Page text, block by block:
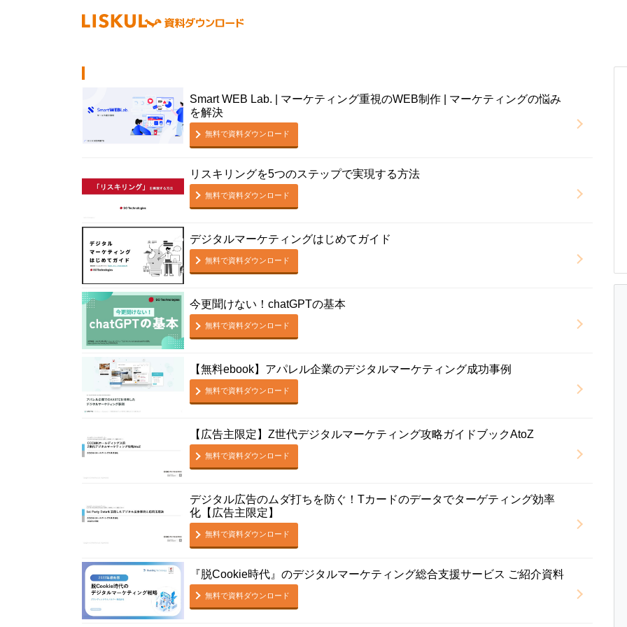
Smart WEB Lab. | マーケティング重視のWEB制作 | マーケティングの悩み
を解決
無料で資料ダウンロード
リスキリングを5つのステップで実現する方法
無料で資料ダウンロード
デジタルマーケティングはじめてガイド
無料で資料ダウンロード
今更聞けない！chatGPTの基本
無料で資料ダウンロード
【無料ebook】アパレル企業のデジタルマーケティング成功事例
無料で資料ダウンロード
【広告主限定】Z世代デジタルマーケティング攻略ガイドブックAtoZ
無料で資料ダウンロード
デジタル広告のムダ打ちを防ぐ！Tカードのデータでターゲティング効率
化【広告主限定】
無料で資料ダウンロード
『脱Cookie時代』のデジタルマーケティング総合支援サービス ご紹介資料
無料で資料ダウンロード